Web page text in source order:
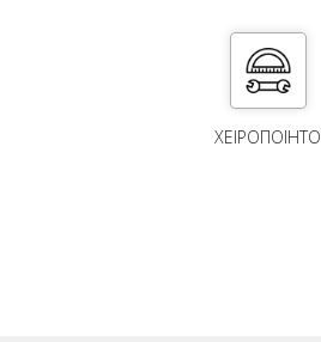
ΧΕΙΡΟΠΟΙΗΤΟ